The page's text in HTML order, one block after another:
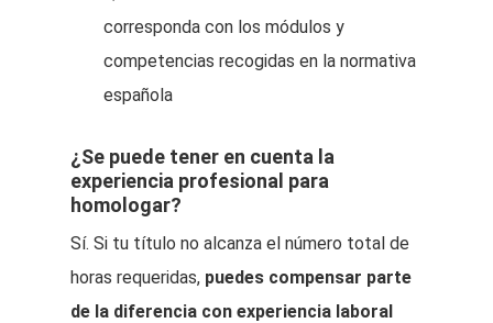
corresponda con los módulos y
competencias recogidas en la normativa
española
¿Se puede tener en cuenta la
experiencia profesional para
homologar?
Sí. Si tu título no alcanza el número total de
horas requeridas, puedes compensar parte
de la diferencia con experiencia laboral